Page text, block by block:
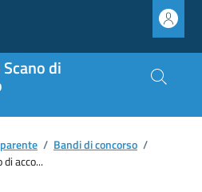
di
/ Bandi di concorso /
acco...